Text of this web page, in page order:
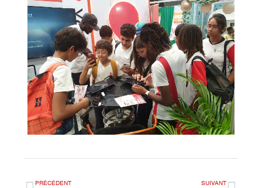
PRÉCÉDENT SUIVANT